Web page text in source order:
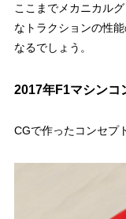
ここまでメカニカル
なトラクションの性
なるでしょう。
2017年F1マシンコ
CGで作ったコンセプ